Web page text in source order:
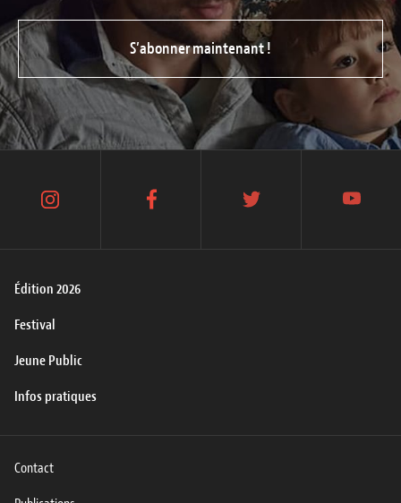
S’abonner maintenant !
Édition 2026
Festival
Jeune Public
Infos pratiques
instagram facebook twitter youtube
Contact